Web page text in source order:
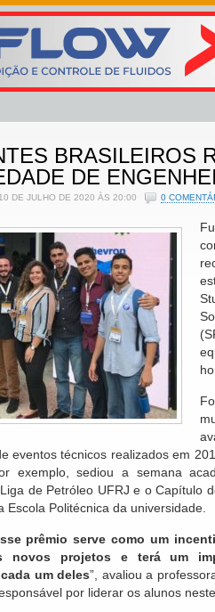
BRASILEIROS
DE
DE JULHO DE 2020 ÀS 20:00 0
eventos técnicos realizados em
exemplo, sediou a semana
de Petróleo UFRJ e o Capítulo
Escola Politécnica da universidade.
prêmio serve como um
novos projetos e terá um
um deles”, avaliou a
por liderar os alunos